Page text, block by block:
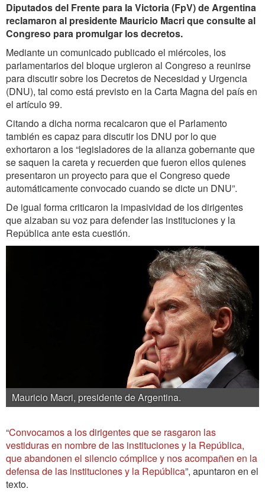
Diputados del Frente para la Victoria (FpV) de Argentina
reclamaron al presidente Mauricio Macri que consulte al
Congreso para promulgar los decretos.
Mediante un comunicado publicado el miércoles, los
parlamentarios del bloque urgieron al Congreso a reunirse
para discutir sobre los Decretos de Necesidad y Urgencia
(DNU), tal como está previsto en la Carta Magna del país en
el artículo 99.
Citando a dicha norma recalcaron que el Parlamento
también es capaz para discutir los DNU por lo que
exhortaron a los “legisladores de la alianza gobernante que
se saquen la careta y recuerden que fueron ellos quienes
presentaron un proyecto para que el Congreso quede
automáticamente convocado cuando se dicte un DNU”.
De igual forma criticaron la impasividad de los dirigentes
que alzaban su voz para defender las instituciones y la
República ante esta cuestión.
Mauricio Macri, presidente de Argentina.
“Convocamos a los dirigentes que se rasgaron las
vestiduras en nombre de las instituciones y la República,
que abandonen el silencio cómplice y nos acompañen en la
defensa de las instituciones y la República”, apuntaron en el
texto.